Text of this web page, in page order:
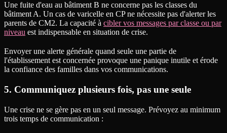
Une fuite d'eau au bâtiment B ne concerne pas les classes du
bâtiment A. Un cas de varicelle en CP ne nécessite pas d'alerter les
parents de CM2. La capacité à cibler vos messages par classe ou par
niveau est indispensable en situation de crise.
Envoyer une alerte générale quand seule une partie de
l'établissement est concernée provoque une panique inutile et érode
la confiance des familles dans vos communications.
5. Communiquez plusieurs fois, pas une seule
Une crise ne se gère pas en un seul message. Prévoyez au minimum
trois temps de communication :